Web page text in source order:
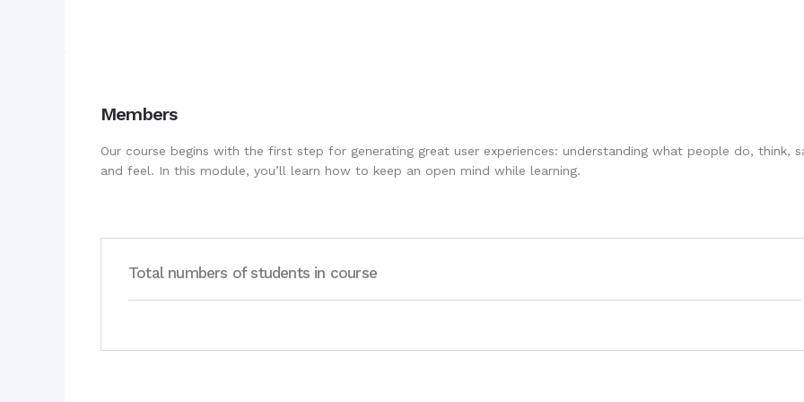
Members
Our course begins with the first step for generating great user experiences: understanding what people do, think,
and feel. In this module, you’ll learn how to keep an open mind while learning.
Total numbers of students in course